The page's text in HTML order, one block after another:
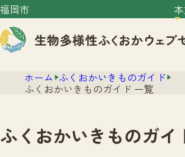
福岡市
センター紹介
ホーム ふくおかいきものガイド
ふくおかいきものガイド 一覧
ふくおかいきものガイ